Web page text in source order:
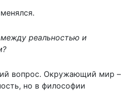
реальностью и
вопрос. Окружающий мир –
но в философии